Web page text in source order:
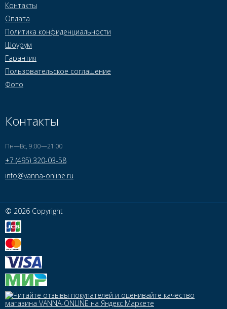
Контакты
Оплата
Политика конфиденциальности
Шоурум
Гарантия
Пользовательское соглашение
Фото
Контакты
Пн—Вс, 9:00—21:00
+7 (495) 320-03-58
info@vanna-online.ru
© 2026 Copyright